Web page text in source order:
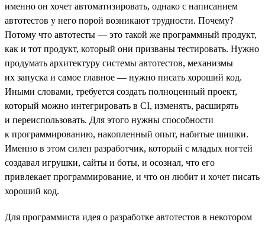
именно он хочет автоматизировать, однако с написанием
автотестов у него порой возникают трудности. Почему?
Потому что автотесты — это такой же программный продукт,
как и тот продукт, который они призваны тестировать. Нужно
продумать архитектуру системы автотестов, механизмы
их запуска и самое главное — нужно писать хороший код.
Иными словами, требуется создать полноценный проект,
который можно интегрировать в CI, изменять, расширять
и переиспользовать. Для этого нужны способности
к программированию, накопленный опыт, набитые шишки.
Именно в этом силен разработчик, который с младых ногтей
создавал игрушки, сайты и боты, и осознал, что его
привлекает программирование, и что он любит и хочет писать
хороший код.
Для программиста идея о разработке автотестов в некотором